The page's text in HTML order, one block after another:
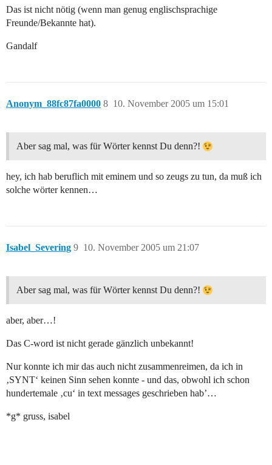
Das ist nicht nötig (wenn man genug englischsprachige
Freunde/Bekannte hat).
Gandalf
Anonym_88fc87fa0000 10. November 2005 um 15:01
8
Aber sag mal, was für Wörter kennst Du denn?!
hey, ich hab beruflich mit eminem und so zeugs zu tun, da muß ich
solche wörter kennen…
Isabel_Severing 10. November 2005 um 21:07
9
Aber sag mal, was für Wörter kennst Du denn?!
aber, aber…!
Das C-word ist nicht gerade gänzlich unbekannt!
Nur konnte ich mir das auch nicht zusammenreimen, da ich in
‚SYNT‘ keinen Sinn sehen konnte - und das, obwohl ich schon
hundertemale ‚cu‘ in text messages geschrieben hab’…
*g* gruss, isabel